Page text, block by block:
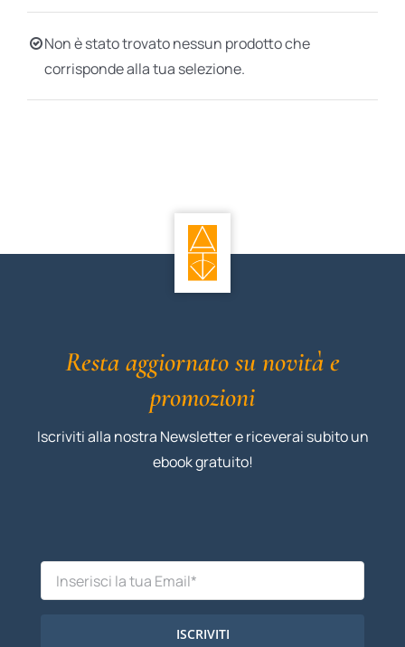
BIOGRAFIE
ATTUALITÀ
Non è stato trovato nessun prodotto che
corrisponde alla tua selezione.
Resta aggiornato su novità e
promozioni
Iscriviti alla nostra Newsletter e riceverai subito un
ebook gratuito!
ISCRIVITI